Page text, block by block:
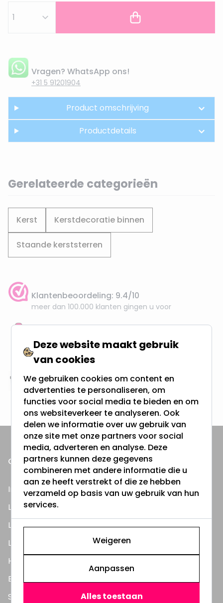
Vragen? WhatsApp ons!
+31 5 91201904
Product omschrijving
Productdetails
Gerelateerde categorieën
Kerst Kerstdecoratie binnen
Staande kerststerren
Klantenbeoordeling: 9.4/10
meer dan 100.000 klanten gingen u voor
Vanaf EUR100,- naar NL & BE
& 100 dagen recht op retour
Altijd uit eigen voorraad
3000m2 - 60.000+ Producten
ONZE PRODUCTEN
Inbouwspots
LED Lampen
LED TL Buizen
LED Panelen
Highbay's / Ufo's
Bouwlampen
Straatlampen
Deze website maakt gebruik
van cookies
We gebruiken cookies om content en
advertenties te personaliseren, om
functies voor social media te bieden en om
ons websiteverkeer te analyseren. Ook
delen we informatie over uw gebruik van
onze site met onze partners voor social
media, adverteren en analyse. Deze
partners kunnen deze gegevens
combineren met andere informatie die u
aan ze heeft verstrekt of die ze hebben
verzameld op basis van uw gebruik van hun
services.
Weigeren
Aanpassen
Alles toestaan